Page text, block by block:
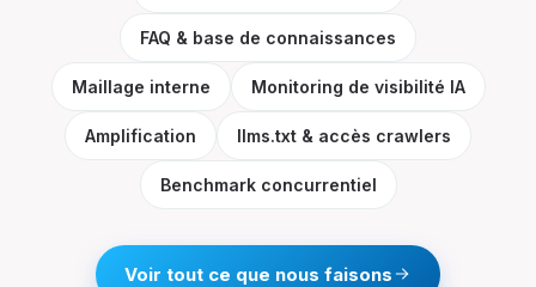
FAQ & base de connaissances
Maillage interne Monitoring de visibilité IA
Amplification llms.txt & accès crawlers
Benchmark concurrentiel
Voir tout ce que nous faisons